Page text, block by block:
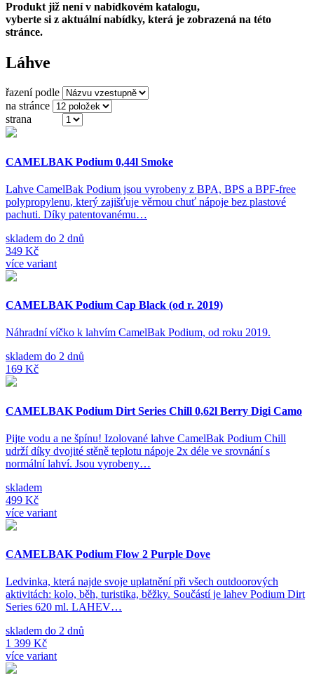
Produkt již není v nabídkovém katalogu,
vyberte si z aktuální nabídky, která je zobrazená na této
stránce.
Láhve
řazení podle
na stránce
strana
CAMELBAK Podium 0,44l Smoke
Lahve CamelBak Podium jsou vyrobeny z BPA, BPS a BPF-free
polypropylenu, který zajišťuje věrnou chuť nápoje bez plastové
pachuti. Díky patentovanému…
skladem do 2 dnů
349 Kč
více variant
CAMELBAK Podium Cap Black (od r. 2019)
Náhradní víčko k lahvím CamelBak Podium, od roku 2019.
skladem do 2 dnů
169 Kč
CAMELBAK Podium Dirt Series Chill 0,62l Berry Digi Camo
Pijte vodu a ne špínu! Izolované lahve CamelBak Podium Chill
udrží díky dvojité stěně teplotu nápoje 2x déle ve srovnání s
normální lahví. Jsou vyrobeny…
skladem
499 Kč
více variant
CAMELBAK Podium Flow 2 Purple Dove
Ledvinka, která najde svoje uplatnění při všech outdoorových
aktivitách: kolo, běh, turistika, běžky. Součástí je lahev Podium Dirt
Series 620 ml. LAHEV…
skladem do 2 dnů
1 399 Kč
více variant